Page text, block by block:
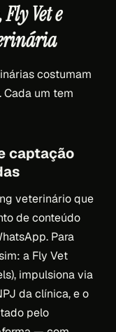
Vet e
costumam
Cada um tem
captação
veterinário que
de conteúdo
Para
a Fly Vet
impulsiona via
da clínica, e o
pelo